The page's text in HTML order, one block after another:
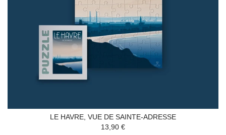
LE HAVRE, VUE DE SAINTE-ADRESSE
13,90 €